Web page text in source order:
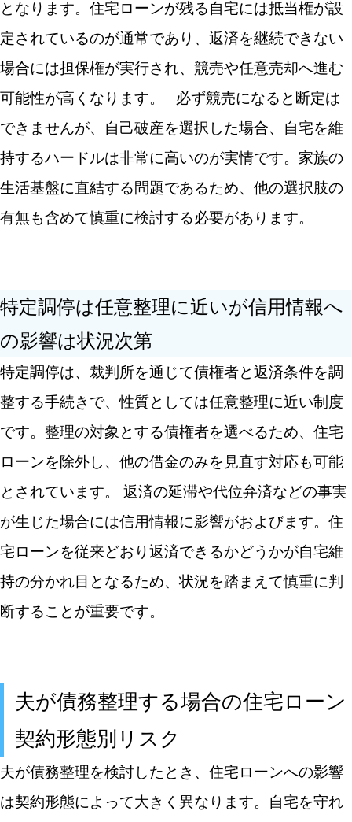
となります。住宅ローンが残る自宅には抵当権が設
定されているのが通常であり、返済を継続できない
場合には担保権が実行され、競売や任意売却へ進む
可能性が高くなります。
必ず競売になると断定は
できませんが、自己破産を選択した場合、自宅を維
持するハードルは非常に高いのが実情です。家族の
生活基盤に直結する問題であるため、他の選択肢の
有無も含めて慎重に検討する必要があります。
特定調停は任意整理に近いが信用情報へ
の影響は状況次第
特定調停は、裁判所を通じて債権者と返済条件を調
整する手続きで、性質としては任意整理に近い制度
です。整理の対象とする債権者を選べるため、住宅
ローンを除外し、他の借金のみを見直す対応も可能
とされています。
返済の延滞や代位弁済などの事実
が生じた場合には信用情報に影響がおよびます。住
宅ローンを従来どおり返済できるかどうかが自宅維
持の分かれ目となるため、状況を踏まえて慎重に判
断することが重要です。
夫が債務整理する場合の住宅ローン
契約形態別リスク
夫が債務整理を検討したとき、住宅ローンへの影響
は契約形態によって大きく異なります。自宅を守れ